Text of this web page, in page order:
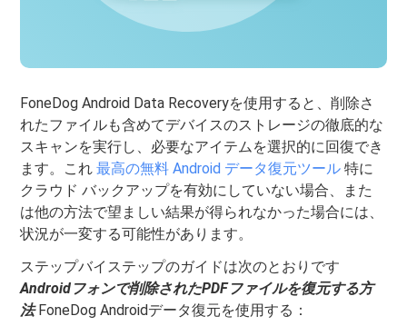
FoneDog Android Data Recoveryを使用すると、削除さ
れたファイルも含めてデバイスのストレージの徹底的な
スキャンを実行し、必要なアイテムを選択的に回復でき
ます。これ最高の無料 Android データ復元ツール 特に
クラウド バックアップを有効にしていない場合、また
は他の方法で望ましい結果が得られなかった場合には、
状況が一変する可能性があります。
ステップバイステップのガイドは次のとおりです
Androidフォンで削除されたPDFファイルを復元する方
法FoneDog Androidデータ復元を使用する：